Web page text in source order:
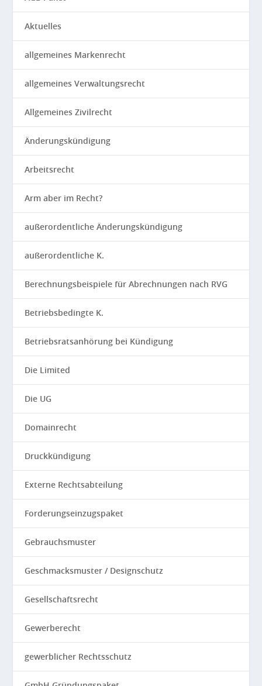
Aktuelles
allgemeines Markenrecht
allgemeines Verwaltungsrecht
Allgemeines Zivilrecht
Änderungskündigung
Arbeitsrecht
Arm aber im Recht?
außerordentliche Änderungskündigung
außerordentliche K.
Berechnungsbeispiele für Abrechnungen nach RVG
Betriebsbedingte K.
Betriebsratsanhörung bei Kündigung
Die Limited
Die UG
Domainrecht
Druckkündigung
Externe Rechtsabteilung
Forderungseinzugspaket
Gebrauchsmuster
Geschmacksmuster / Designschutz
Gesellschaftsrecht
Gewerberecht
gewerblicher Rechtsschutz